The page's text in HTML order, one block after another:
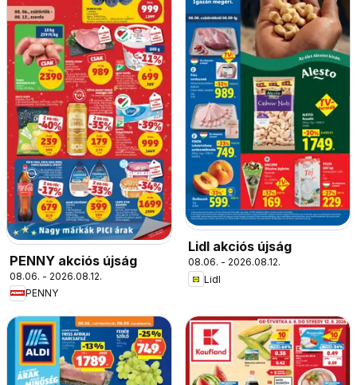
PENNY akciós újság
08.06. - 2026.08.12.
PENNY
Lidl akciós újság
08.06. - 2026.08.12.
Lidl